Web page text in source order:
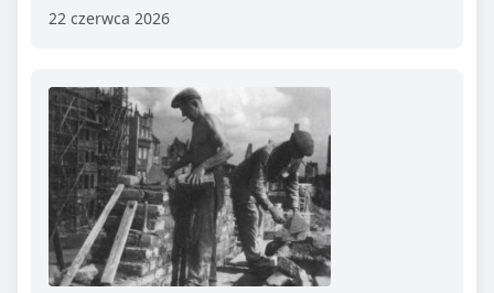
22 czerwca 2026